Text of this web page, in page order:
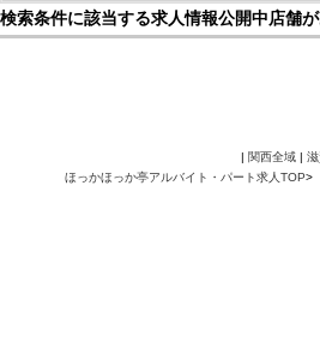
検索条件に該当する求人情報公開中店舗
| 関西全域 |
ほっかほっか亭アルバイト・パート求人TOP>